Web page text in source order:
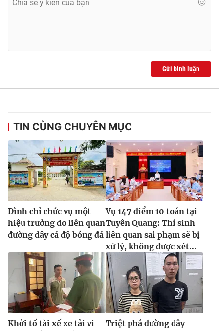
Gửi bình luận
TIN CÙNG CHUYÊN MỤC
Đình chỉ chức vụ một
hiệu trưởng do liên quan
đường dây cá độ bóng đá
Vụ 147 điểm 10 toán tại
Tuyên Quang: Thí sinh
liên quan sai phạm sẽ bị
xử lý, không được xét...
Khởi tố tài xế xe tải vi
Triệt phá đường dây